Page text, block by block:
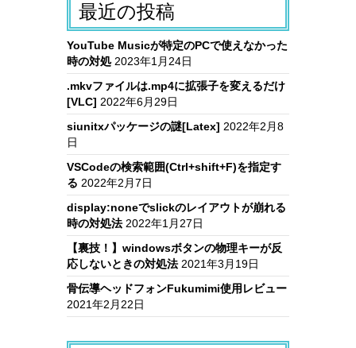
最近の投稿
YouTube Musicが特定のPCで使えなかった
時の対処 2023年1月24日
.mkvファイルは.mp4に拡張子を変えるだけ
[VLC] 2022年6月29日
siunitxパッケージの謎[Latex] 2022年2月8
日
VSCodeの検索範囲(Ctrl+shift+F)を指定す
る 2022年2月7日
display:noneでslickのレイアウトが崩れる
時の対処法 2022年1月27日
【裏技！】windowsボタンの物理キーが反
応しないときの対処法 2021年3月19日
骨伝導ヘッドフォンFukumimi使用レビュー
2021年2月22日